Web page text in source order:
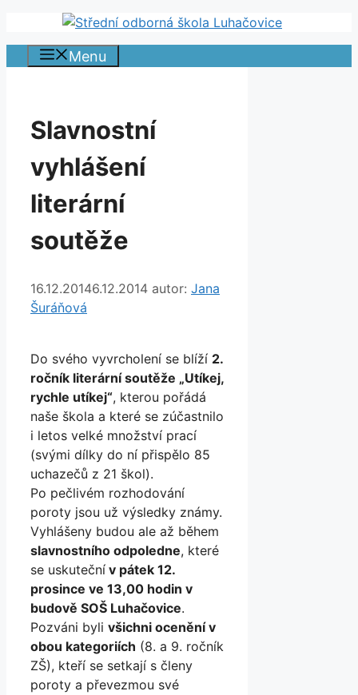
na
obsah
Menu
Slavnostní
vyhlášení
literární
soutěže
16.12.20146.12.2014 autor: Jana
Šuráňová
Do svého vyvrcholení se blíží 2.
ročník literární soutěže „Utíkej,
rychle utíkej“, kterou pořádá
naše škola a které se zúčastnilo
i letos velké množství prací
(svými dílky do ní přispělo 85
uchazečů z 21 škol).
Po pečlivém rozhodování
poroty jsou už výsledky známy.
Vyhlášeny budou ale až během
slavnostního odpoledne, které
se uskuteční v pátek 12.
prosince ve 13,00 hodin v
budově SOŠ Luhačovice.
Pozváni byli všichni ocenění v
obou kategoriích (8. a 9. ročník
ZŠ), kteří se setkají s členy
poroty a převezmou své